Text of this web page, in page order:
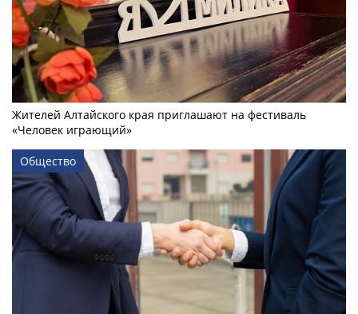
Жителей Алтайского края приглашают на фестиваль
«Человек играющий»
Общество